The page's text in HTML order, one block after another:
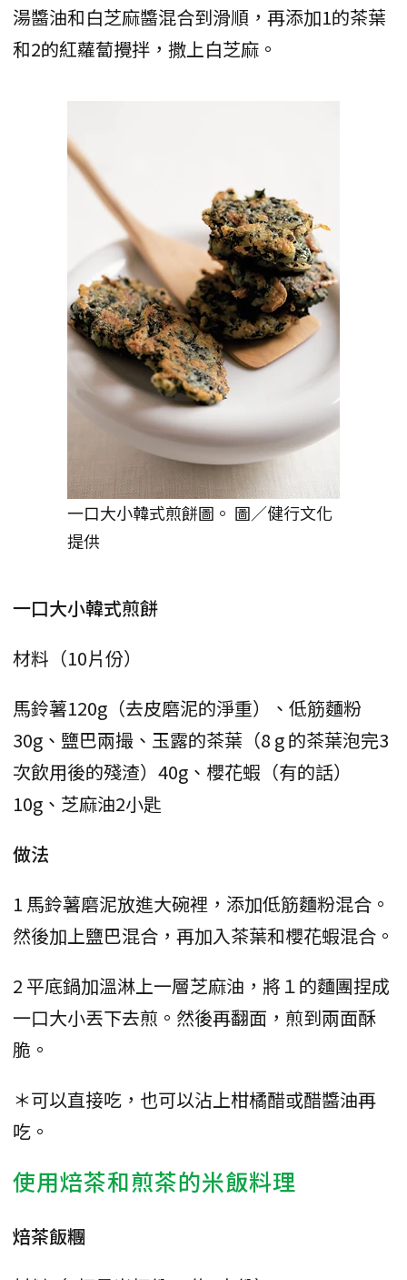
湯醬油和白芝麻醬混合到滑順，再添加1的茶葉
和2的紅蘿蔔攪拌，撒上白芝麻。
一口大小韓式煎餅圖。 圖／健行文化
提供
一口大小韓式煎餅
材料（10片份）
馬鈴薯120g（去皮磨泥的淨重）、低筋麵粉
30g、鹽巴兩撮、玉露的茶葉（8 g 的茶葉泡完3
次飲用後的殘渣）40g、櫻花蝦（有的話）
10g、芝麻油2小匙
做法
1 馬鈴薯磨泥放進大碗裡，添加低筋麵粉混合。
然後加上鹽巴混合，再加入茶葉和櫻花蝦混合。
2 平底鍋加溫淋上一層芝麻油，將１的麵團捏成
一口大小丟下去煎。然後再翻面，煎到兩面酥
脆。
＊可以直接吃，也可以沾上柑橘醋或醋醬油再
吃。
使用焙茶和煎茶的米飯料理
焙茶飯糰